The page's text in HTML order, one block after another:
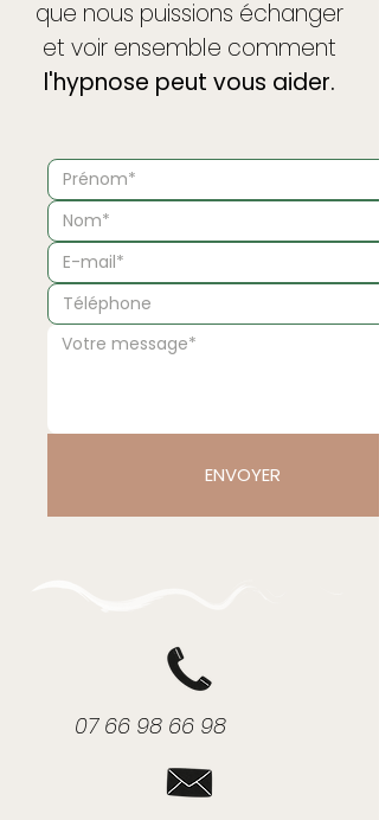
que nous puissions échanger
et voir ensemble comment
l'hypnose peut vous aider.
ENVOYER
07 66 98 66 98